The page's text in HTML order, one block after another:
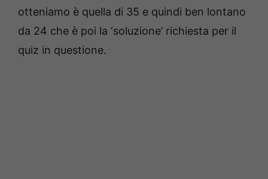
otteniamo è quella di 35 e quindi ben lontano
da 24 che è poi la ‘soluzione’ richiesta per il
quiz in questione.